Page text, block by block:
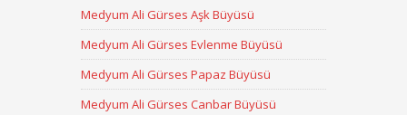
Medyum Ali Gürses Aşk Büyüsü
Medyum Ali Gürses Evlenme Büyüsü
Medyum Ali Gürses Papaz Büyüsü
Medyum Ali Gürses Canbar Büyüsü